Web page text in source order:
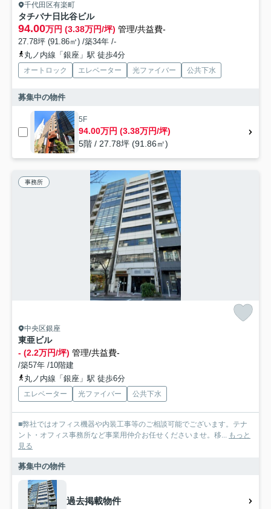
千代田区有楽町
タチバナ日比谷ビル
94.00万円 (3.38万円/坪) 管理/共益費-
27.78坪 (91.86㎡) /築34年 /-
丸ノ内線「銀座」駅 徒歩4分
オートロック エレベーター 光ファイバー 公共下水
募集中の物件
5F
94.00万円 (3.38万円/坪)
5階 / 27.78坪 (91.86㎡)
事務所
中央区銀座
東亜ビル
- (2.2万円/坪) 管理/共益費-
/築57年 /10階建
丸ノ内線「銀座」駅 徒歩6分
エレベーター 光ファイバー 公共下水
■弊社ではオフィス機器や内装工事等のご相談可能でございます。テナ
ント・オフィス事務所など事業用仲介お任せくださいませ。移... もっと
見る
募集中の物件
過去掲載物件